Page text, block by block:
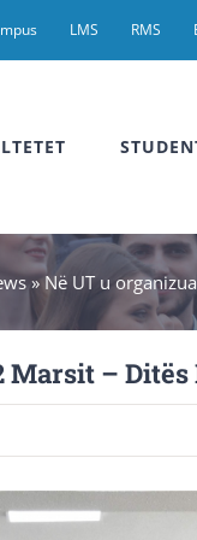
LMS RMS
» Në UT u
–